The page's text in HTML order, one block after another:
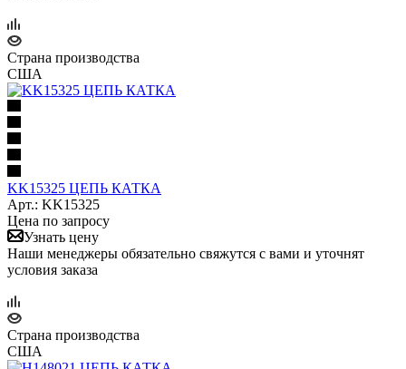
Страна производства
США
KK15325 ЦЕПЬ КАТКА
Арт.: KK15325
Цена по запросу
Узнать цену
Наши менеджеры обязательно свяжутся с вами и уточнят
условия заказа
Страна производства
США